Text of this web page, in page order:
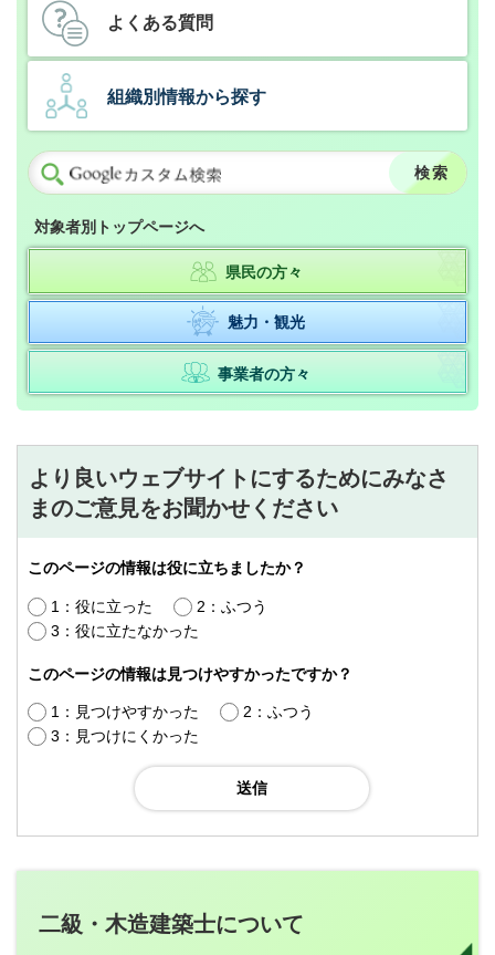
よくある質問
組織別情報から探す
対象者別トップページへ
県民の方々
魅力・観光
事業者の方々
より良いウェブサイトにするためにみなさ
まのご意見をお聞かせください
このページの情報は役に立ちましたか？
1：役に立った
2：ふつう
3：役に立たなかった
このページの情報は見つけやすかったですか？
1：見つけやすかった
2：ふつう
3：見つけにくかった
二級・木造建築士について